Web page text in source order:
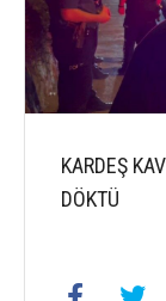
KARDEŞ
DÖKTÜ